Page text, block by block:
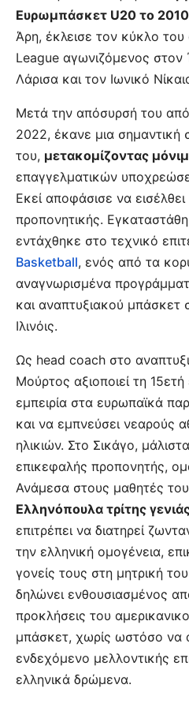
Ευρωμπάσκετ U20 το 2010
Άρη, έκλεισε τον κύκλο
League αγωνιζόμενος
Λάρισα και τον Ιωνικό
Μετά την απόσυρσή του
2022, έκανε μια σημαντική
του, μετακομίζοντας
επαγγελματικών
Εκεί αποφάσισε να
προπονητικής.
εντάχθηκε στο τεχνικό
Basketball, ενός από τα
αναγνωρισμένα
και αναπτυξιακού μπάσκετ
Ιλινόις.
Ως head coach στο
Μούρτος αξιοποιεί τη
εμπειρία στα ευρωπαϊκά
και να εμπνεύσει νεαρούς
ηλικιών. Στο Σικάγο,
επικεφαλής προπονητής,
Ανάμεσα στους μαθητές του
Ελληνόπουλα τρίτης
επιτρέπει να διατηρεί
την ελληνική ομογένεια,
γονείς τους στη μητρική
δηλώνει ενθουσιασμένος
προκλήσεις του
μπάσκετ, χωρίς ωστόσο να
ενδεχόμενο μελλοντικής
ελληνικά δρώμενα.